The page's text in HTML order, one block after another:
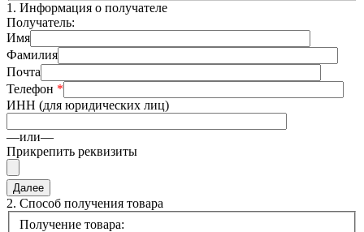
1. Информация о получателе
Получатель:
Имя
Фамилия
Почта
Телефон *
ИНН (для юридических лиц)
—или—
Прикрепить реквизиты
2. Способ получения товара
Получение товара: